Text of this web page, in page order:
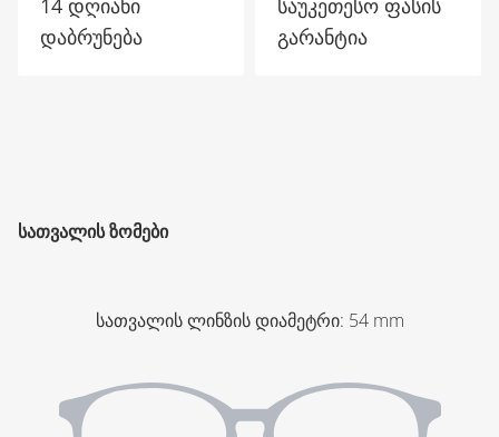
14 დღიანი
დაბრუნება
საუკეთესო ფასის
გარანტია
ᲡᲐᲗᲕᲐᲚᲘᲡ ᲖᲝᲛᲔᲑᲘ
სათვალის ლინზის დიამეტრი: 54 mm